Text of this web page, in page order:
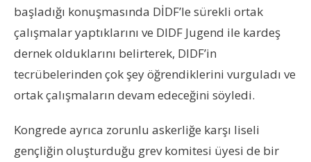
başladığı konuşmasında DİDF’le sürekli ortak
çalışmalar yaptıklarını ve DIDF Jugend ile kardeş
dernek olduklarını belirterek, DIDF’in
tecrübelerinden çok şey öğrendiklerini vurguladı ve
ortak çalışmaların devam edeceğini söyledi.
Kongrede ayrıca zorunlu askerliğe karşı liseli
gençliğin oluşturduğu grev komitesi üyesi de bir